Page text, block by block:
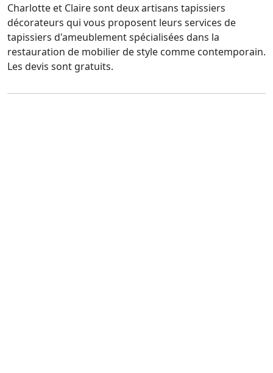
Charlotte et Claire sont deux artisans tapissiers
décorateurs qui vous proposent leurs services de
tapissiers d'ameublement spécialisées dans la
restauration de mobilier de style comme contemporain.
Les devis sont gratuits.